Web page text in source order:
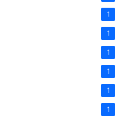
1
1
1
1
1
1